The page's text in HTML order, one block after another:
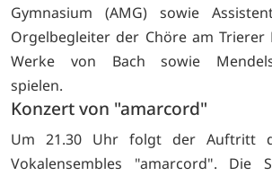
Gymnasium (AMG) sowie
Orgelbegleiter der Chöre am
Werke von Bach sowie
spielen.
Konzert von "amarcord"
Um 21.30 Uhr folgt der Auftritt
Vokalensembles "amarcord". Die